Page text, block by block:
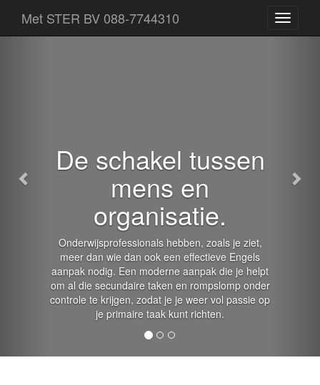
Een
losse
Met STER BV 088-7744310
De schakel tussen
mens en
organisatie.
Onderwijsprofessionals hebben, zoals je ziet,
meer dan wie dan ook een effectieve Engels
aanpak nodig. Een moderne aanpak die je helpt
om al die secundaire taken en rompslomp onder
controle te krijgen, zodat je je weer vol passie op
je primaire taak kunt richten.
Terug